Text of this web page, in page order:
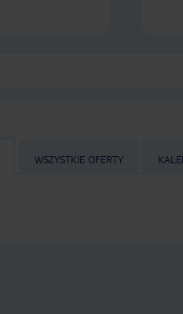
WSZYSTKIE OFERTY